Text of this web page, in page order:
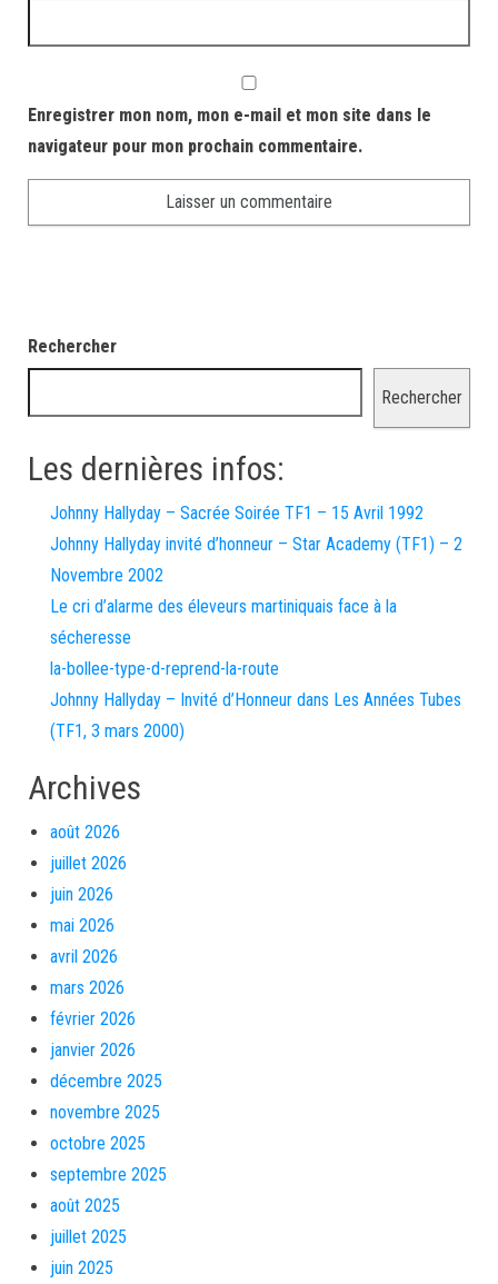
Enregistrer mon nom, mon e-mail et mon site dans le
navigateur pour mon prochain commentaire.
Rechercher
Rechercher
Les dernières infos:
Johnny Hallyday – Sacrée Soirée TF1 – 15 Avril 1992
Johnny Hallyday invité d’honneur – Star Academy (TF1) – 2
Novembre 2002
Le cri d’alarme des éleveurs martiniquais face à la
sécheresse
la-bollee-type-d-reprend-la-route
Johnny Hallyday – Invité d’Honneur dans Les Années Tubes
(TF1, 3 mars 2000)
Archives
août 2026
juillet 2026
juin 2026
mai 2026
avril 2026
mars 2026
février 2026
janvier 2026
décembre 2025
novembre 2025
octobre 2025
septembre 2025
août 2025
juillet 2025
juin 2025